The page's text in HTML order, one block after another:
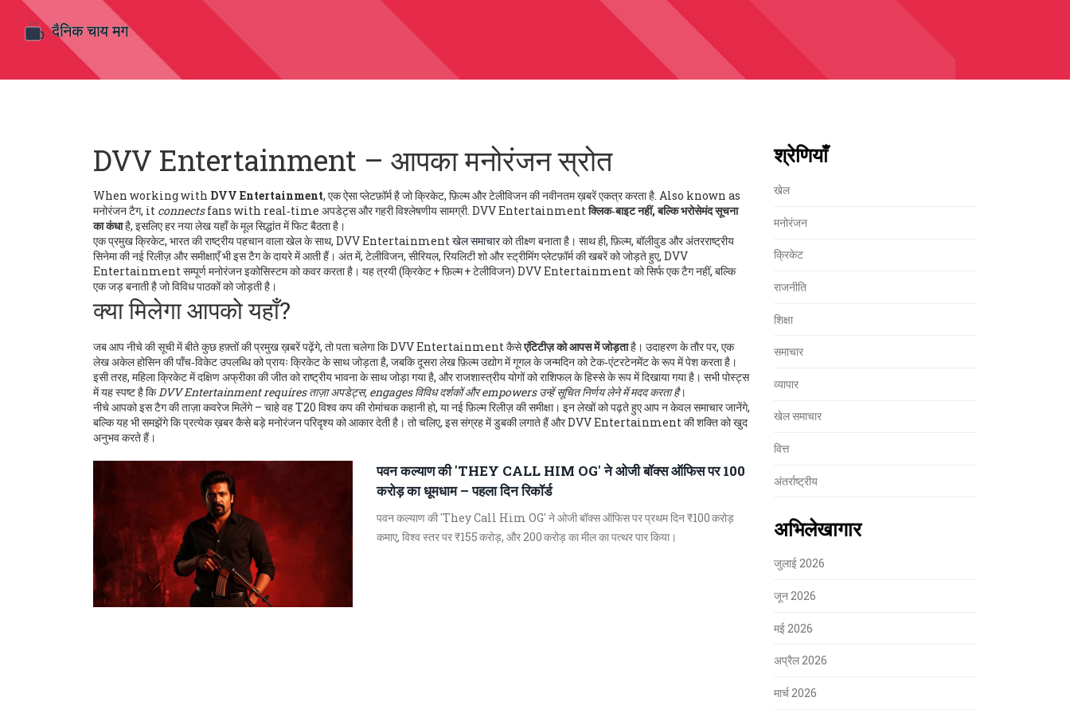
DVV Entertainment – आपका मनोरंजन स्रोत
When working with DVV Entertainment, एक ऐसा प्लेटफ़ॉर्म है जो क्रिकेट, फ़िल्म और टेलीविजन की नवीनतम ख़बरें एकत्र करता है. Also known as
मनोरंजन टैग, it connectsfans with real‑time अपडेट्स और गहरी विश्लेषणीय सामग्री. DVV Entertainmentक्लिक‑बाइट नहीं, बल्कि भरोसेमंद सूचना
का कंधाहै, इसलिए हर नया लेख यहाँ के मूल सिद्धांत में फिट बैठता है।
एक प्रमुखक्रिकेट, भारत की राष्ट्रीय पहचान वाला खेलके साथ, DVV Entertainmentखेल समाचारको तीक्ष्ण बनाता है। साथ ही, फ़िल्म, बॉलीवुड और अंतरराष्ट्रीय
सिनेमा की नई रिलीज़ और समीक्षाएँभी इस टैग के दायरे में आती हैं। अंत में, टेलीविजन, सीरियल, रियलिटी शो और स्ट्रीमिंग प्लेटफ़ॉर्म की खबरेंको जोड़ते हुए, DVV
Entertainment सम्पूर्ण मनोरंजन इकोसिस्टम को कवर करता है। यह त्रयी (क्रिकेट + फ़िल्म + टेलीविजन) DVV Entertainment को सिर्फ एक टैग नहीं, बल्कि
एक जड़ बनाती है जो विविध पाठकों को जोड़ती है।
क्या मिलेगा आपको यहाँ?
जब आप नीचे की सूची में बीते कुछ हफ़्तों की प्रमुख ख़बरें पढ़ेंगे, तो पता चलेगा कि DVV Entertainment कैसेएंटिटीज़ को आपस में जोड़ताहै। उदाहरण के तौर पर, एक
लेख अकेल होसिन की पाँच‑विकेट उपलब्धि को प्रायः क्रिकेट के साथ जोड़ता है, जबकि दूसरा लेख फ़िल्म उद्योग में गूगल के जन्मदिन को टेक‑एंटरटेनमेंट के रूप में पेश करता है।
इसी तरह, महिला क्रिकेट में दक्षिण अफ्रीका की जीत को राष्ट्रीय भावना के साथ जोड़ा गया है, और राजशास्त्रीय योगों को राशिफल के हिस्से के रूप में दिखाया गया है। सभी पोस्ट्स
में यह स्पष्ट है किDVV Entertainment requires ताज़ा अपडेट्स, engages विविध दर्शकों और empowers उन्हें सूचित निर्णय लेने में मदद करता है।
नीचे आपको इस टैग की ताज़ा कवरेज मिलेंगे – चाहे वह T20 विश्व कप की रोमांचक कहानी हो, या नई फ़िल्म रिलीज़ की समीक्षा। इन लेखों को पढ़ते हुए आप न केवल समाचार जानेंगे,
बल्कि यह भी समझेंगे कि प्रत्येक ख़बर कैसे बड़े मनोरंजन परिदृश्य को आकार देती है। तो चलिए, इस संग्रह में डुबकी लगाते हैं और DVV Entertainment की शक्ति को खुद
अनुभव करते हैं।
पवन कल्याण की 'THEY CALL HIM OG' ने ओजी बॉक्स ऑफिस पर 100
करोड़ का धूमधाम – पहला दिन रिकॉर्ड
पवन कल्याण की 'They Call Him OG' ने ओजी बॉक्स ऑफिस पर प्रथम दिन ₹100 करोड़
कमाए, विश्व स्तर पर ₹155 करोड़, और 200 करोड़ का मील का पत्थर पार किया।
श्रेणियाँ
खेल
मनोरंजन
क्रिकेट
राजनीति
शिक्षा
समाचार
व्यापार
खेल समाचार
वित्त
अंतर्राष्ट्रीय
अभिलेखागार
जुलाई 2026
जून 2026
मई 2026
अप्रैल 2026
मार्च 2026